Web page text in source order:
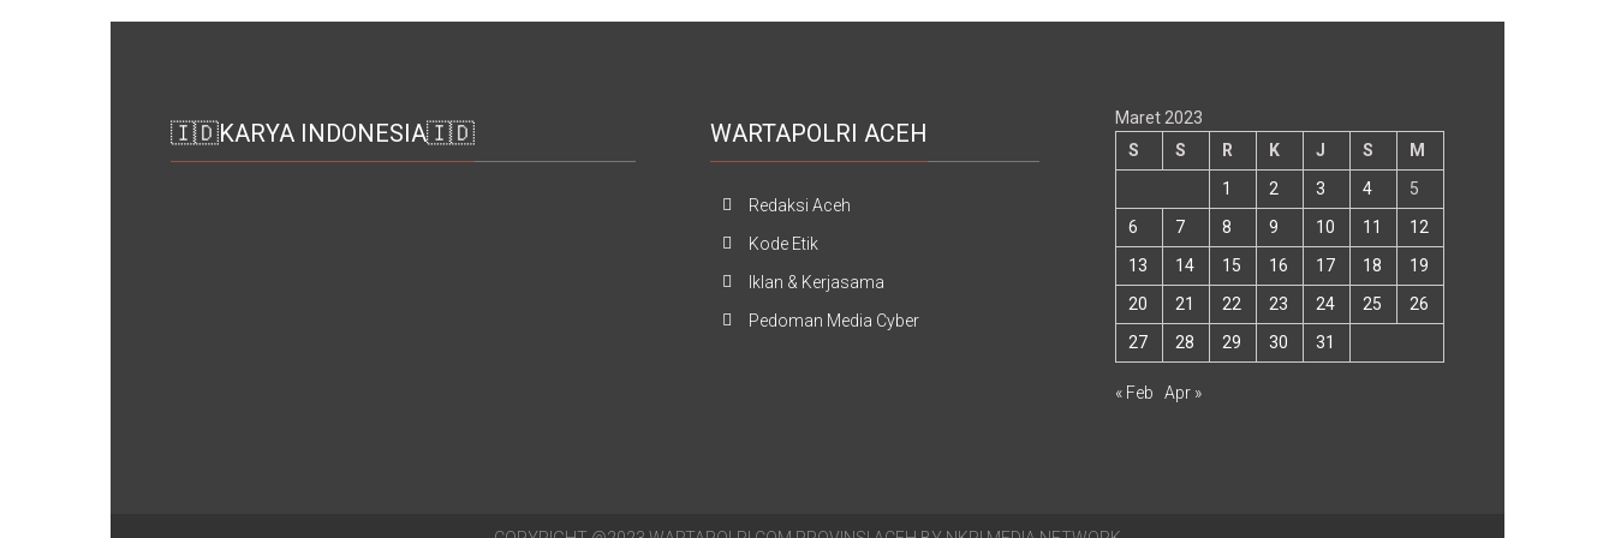
🇮🇩KARYA INDONESIA🇮🇩 WARTAPOLRI ACEH
Redaksi Aceh
Kode Etik
Iklan & Kerjasama
Pedoman Media Cyber
Maret 2023
S
S R K J S
M
1
2 3 4
5
6
7 8 9 10 11
12
13
14 15 16 17 18
19
20
21 22 23 24 25
26
27
28 29 30 31
« Feb Apr »